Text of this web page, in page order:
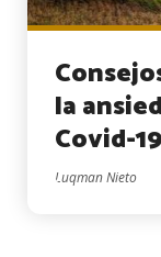
la
Covid-19
Luqman Nieto